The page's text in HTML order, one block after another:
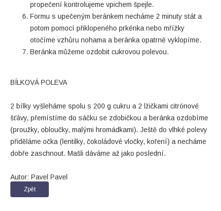
propečení kontrolujeme vpichem špejle.
Formu s upečeným beránkem necháme 2 minuty stát a
potom pomocí přiklopeného prkénka nebo mřížky
otočíme vzhůru nohama a beránka opatrně vyklopíme.
Beránka můžeme ozdobit cukrovou polevou.
BÍLKOVÁ POLEVA
2 bílky vyšleháme spolu s 200 g cukru a 2 lžičkami citrónové
šťávy, přemístíme do sáčku se zdobičkou a beránka ozdobíme
(proužky, obloučky, malými hromádkami). Ještě do vlhké polevy
přiděláme očka (lentilky, čokoládové vločky, koření) a necháme
dobře zaschnout. Mašli dáváme až jako poslední.
Autor: Pavel Pavel
Zpět